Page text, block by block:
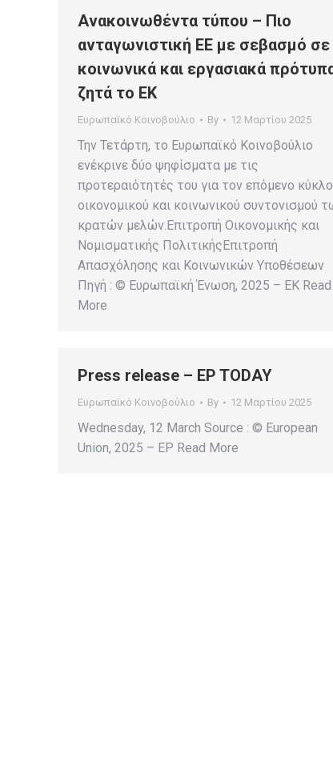
Ανακοινωθέντα τύπου – Πιο
ανταγωνιστική ΕΕ με σεβασμό σε
κοινωνικά και εργασιακά
ζητά το ΕΚ
Ευρωπαϊκό Κοινοβούλιο By 12 Μαρτίου 2025
Την Τετάρτη, το Ευρωπαϊκό Κοινοβούλιο
ενέκρινε δύο ψηφίσματα με τις
προτεραιότητές του για τον επόμενο κύκλο
οικονομικού και κοινωνικού συντονισμού
κρατών μελών.Επιτροπή Οικονομικής και
Νομισματικής ΠολιτικήςΕπιτροπή
Απασχόλησης και Κοινωνικών Υποθέσεων
Πηγή : © Ευρωπαϊκή Ένωση, 2025 – EK Read
More
Press release – EP TODAY
Ευρωπαϊκό Κοινοβούλιο By 12 Μαρτίου 2025
Wednesday, 12 March Source : © European
Union, 2025 – EP Read More